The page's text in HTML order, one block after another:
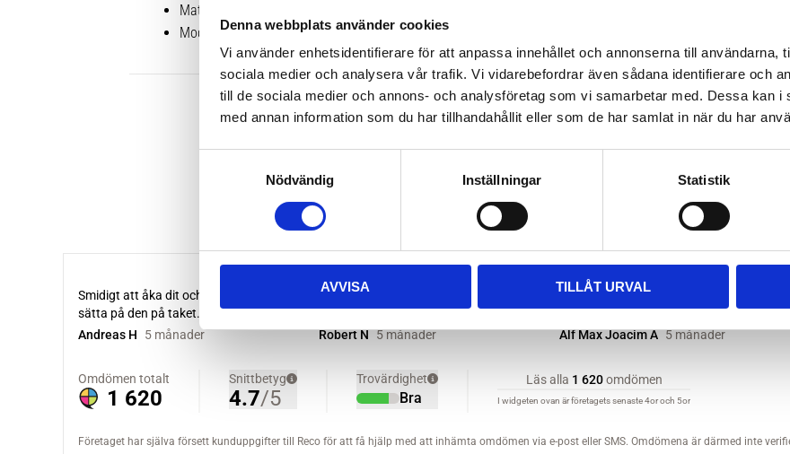
Denna webbplats använder cookies
Vi använder enhetsidentifierare för att anpassa innehållet och annonserna till användarna,
sociala medier och analysera vår trafik. Vi vidarebefordrar även sådana identifierare och
till de sociala medier och annons- och analysföretag som vi samarbetar med. Dessa kan i
med annan information som du har tillhandahållit eller som de har samlat in när du har
s
Nödvändig Inställningar Statistik
AVVISA TILLÅT URVAL
Material Ftalatfritt TPE-laminat med en 840D-nylonbas
Modellnamn TDSD202